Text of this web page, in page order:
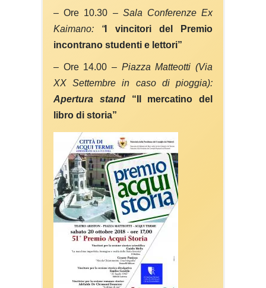
– Ore 10.30 – Sala Conferenze Ex
Kaimano: “I vincitori del Premio
incontrano studenti e lettori”
– Ore 14.00 – Piazza Matteotti (Via
XX Settembrein caso di pioggia):
Apertura stand“Il mercatino del
libro di storia”